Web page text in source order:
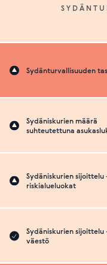
Sydänturvallisuuden
Sydäniskurien määrä
suhteutettuna
Sydäniskurien sijoittelu
riskialueluokat
Sydäniskurien sijoittelu
väestö